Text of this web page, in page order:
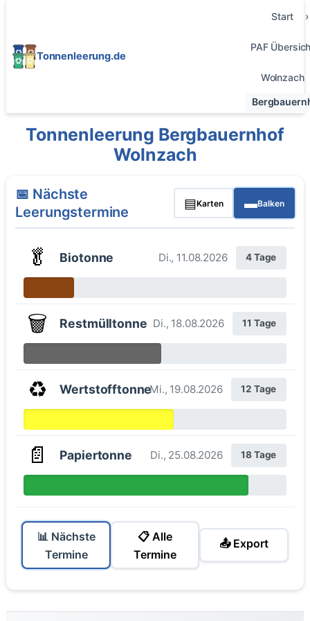
Tonnenleerung.de
Start
PAF
Wolnzach
Tonnenleerung Bergbauernhof
Wolnzach
📅 Nächste
Leerungstermine
▤Karten ▬Balken
🥬 Biotonne Di., 11.08.2026 4 Tage
🗑️ Restmülltonne Di., 18.08.2026 11 Tage
♻️ WertstofftonneMi., 19.08.2026 12 Tage
📄 Papiertonne Di., 25.08.2026 18 Tage
📊 Nächste
Termine
📋 Alle
Termine
📤 Export